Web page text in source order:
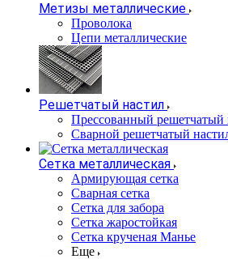
Метизы металлические
Проволока
Цепи металлические
Решетчатый настил
Прессованный решетчатый
Сварной решетчатый
Сетка металлическая
Армирующая сетка
Сварная сетка
Сетка для забора
Сетка жаростойкая
Сетка крученая Манье
Еще